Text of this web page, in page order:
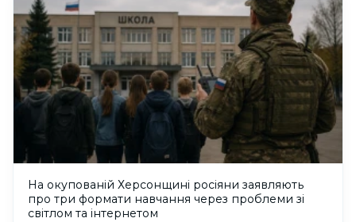
На окупованій Херсонщині росіяни заявляють
про три формати навчання через проблеми зі
світлом та інтернетом